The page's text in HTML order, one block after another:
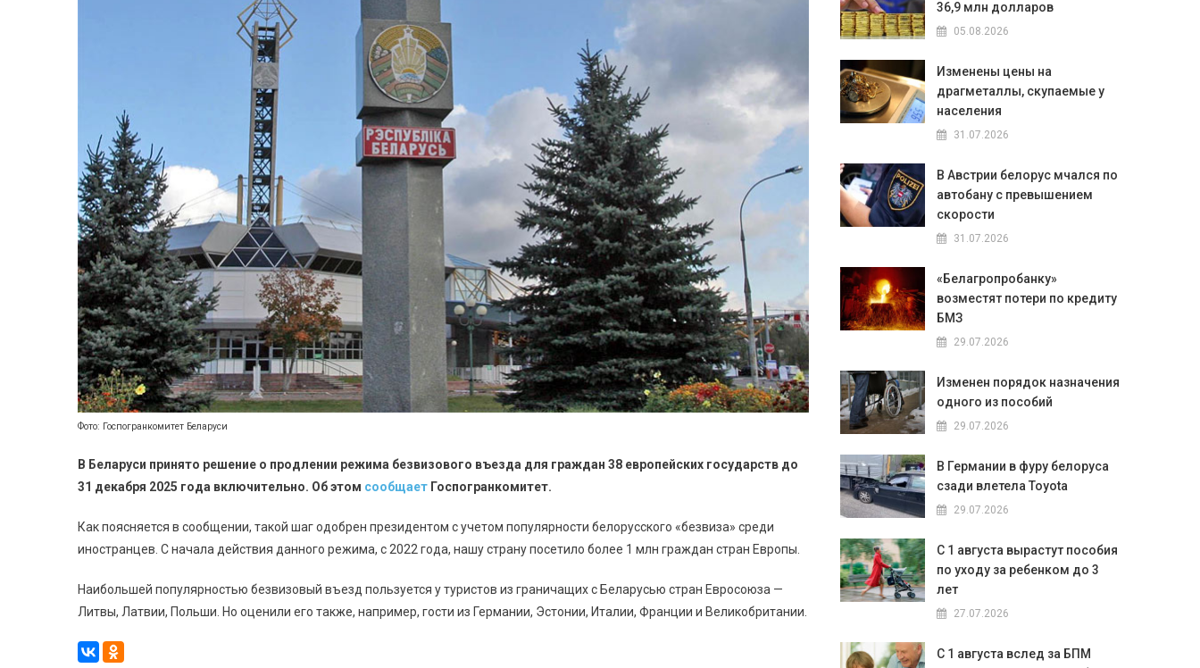
Фото: Госпогранкомитет Беларуси
В Беларуси принято решение о продлении режима безвизового въезда для граждан 38 европейских государств до
31 декабря 2025 года включительно. Об этом сообщает Госпогранкомитет.
Как поясняется в сообщении, такой шаг одобрен президентом с учетом популярности белорусского «безвиза» среди
иностранцев. С начала действия данного режима, с 2022 года, нашу страну посетило более 1 млн граждан стран Европы.
Наибольшей популярностью безвизовый въезд пользуется у туристов из граничащих с Беларусью стран Евросоюза —
Литвы, Латвии, Польши. Но оценили его также, например, гости из Германии, Эстонии, Италии, Франции и Великобритании.
36,9 млн долларов
05.08.2026
Изменены цены на
драгметаллы, скупаемые у
населения
31.07.2026
В Австрии белорус мчался по
автобану с превышением
скорости
31.07.2026
«Белагропробанку»
возместят потери по кредиту
БМЗ
29.07.2026
Изменен порядок назначения
одного из пособий
29.07.2026
В Германии в фуру белоруса
сзади влетела Toyota
29.07.2026
С 1 августа вырастут пособия
по уходу за ребенком до 3
лет
27.07.2026
С 1 августа вслед за БПМ